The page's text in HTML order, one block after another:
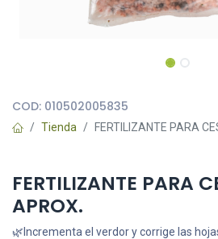
COD: 010502005835
Tienda FERTILIZANTE PARA
FERTILIZANTE PARA
APROX.
🌿Incrementa el verdor y corrige las